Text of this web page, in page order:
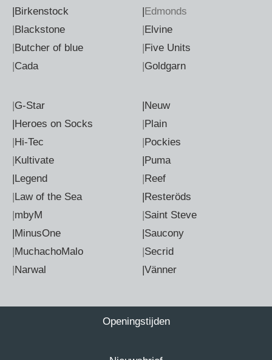
|Birkenstock
Blackstone
Butcher of blue
Cada
Edmonds
Elvine
Five Units
Goldgarn
G-Star
|Heroes on Socks
Hi-Tec
Kultivate
|Legend
Law of the Sea
mbyM
|MinusOne
MuchachoMalo
Narwal
|Neuw
Plain
Pockies
|Puma
Reef
|Resteröds
Saint Steve
|Saucony
Secrid
|Vänner
Openingstijden